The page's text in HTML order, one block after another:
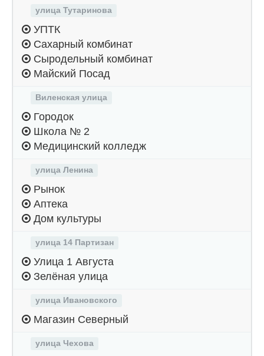
улица Тутаринова
УПТК
Сахарный комбинат
Сыродельный комбинат
Майский Посад
Виленская улица
Городок
Школа № 2
Медицинский колледж
улица Ленина
Рынок
Аптека
Дом культуры
улица 14 Партизан
Улица 1 Августа
Зелёная улица
улица Ивановского
Магазин Северный
улица Чехова